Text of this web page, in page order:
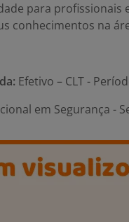
para profissionais
conhecimentos na
Efetivo – CLT -
em Segurança -